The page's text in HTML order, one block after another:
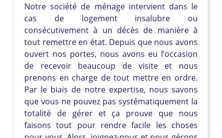
Notre société de ménage intervient dans le
cas de logement insalubre ou
consécutivement à un décès de manière à
tout remettre en état. Depuis que nous avons
ouvert nos portes, nous avons eu l’occasion
de recevoir beaucoup de visite et nous
prenons en charge de tout mettre en ordre.
Par le biais de notre expertise, nous savons
que vous ne pouvez pas systématiquement la
totalité de gérer et ça prouve que nous
faisons tout pour rendre facile les choses